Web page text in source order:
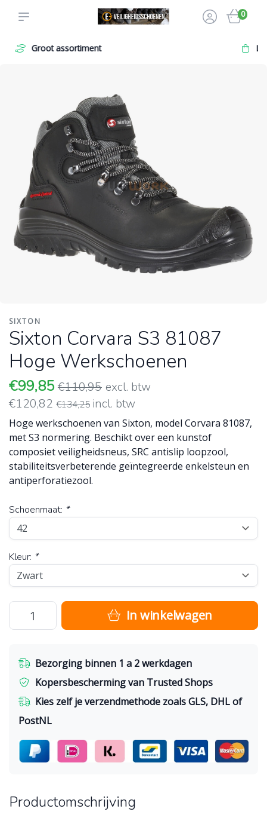
0
Levering aan particulier en zakelijk
SIXTON
Sixton Corvara S3 81087
Hoge Werkschoenen
€99,85 €110,95 excl. btw
€120,82 €134,25 incl. btw
Hoge werkschoenen van Sixton, model Corvara 81087,
met S3 normering. Beschikt over een kunstof
composiet veiligheidsneus, SRC antislip loopzool,
stabiliteitsverbeterende geïntegreerde enkelsteun en
antiperforatiezool.
Schoenmaat: *
Kleur: *
In winkelwagen
Bezorging binnen 1 a 2 werkdagen
Kopersbescherming van Trusted Shops
Kies zelf je verzendmethode zoals GLS, DHL of
PostNL
Productomschrijving